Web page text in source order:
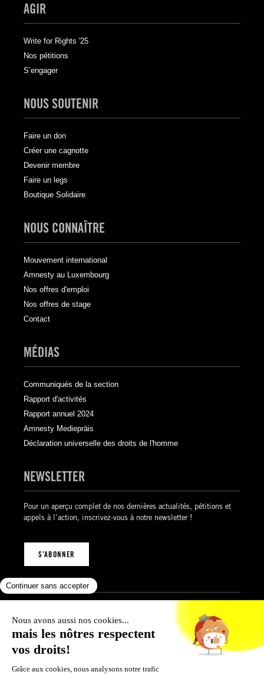
AGIR
Write for Rights '25
Nos pétitions
S’engager
NOUS SOUTENIR
Faire un don
Créer une cagnotte
Devenir membre
Faire un legs
Boutique Solidaire
NOUS CONNAÎTRE
Mouvement international
Amnesty au Luxembourg
Nos offres d'emploi
Nos offres de stage
Contact
MÉDIAS
Communiqués de la section
Rapport d'activités
Rapport annuel 2024
Amnesty Mediepräis
Déclaration universelle des droits de l'homme
NEWSLETTER
Pour un aperçu complet de nos dernières actualités, pétitions et
appels à l’action, inscrivez-vous à notre newsletter !
S’ABONNER
Mentions légales
Politique de confidentialité
Politique des cookies
Conditions générales de vente